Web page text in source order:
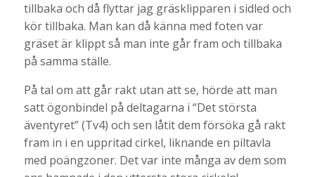
tillbaka och då flyttar jag gräsklipparen i sidled och
kör tillbaka. Man kan då känna med foten var
gräset är klippt så man inte går fram och tillbaka
på samma ställe.
På tal om att går rakt utan att se, hörde att man
satt ögonbindel på deltagarna i “Det största
äventyret” (Tv4) och sen låtit dem försöka gå rakt
fram in i en uppritad cirkel, liknande en piltavla
med poängzoner. Det var inte många av dem som